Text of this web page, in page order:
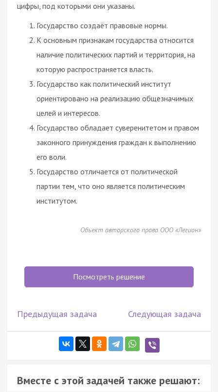
цифры, под которыми они указаны.
Государство создаёт правовые нормы.
К основным признакам государства относится
наличие политических партий и территория, на
которую распространяется власть.
Государство как политический институт
ориентировано на реализацию общезначимых
целей и интересов.
Государство обладает суверенитетом и правом
законного принуждения граждан к выполнению
его воли.
Государство отличается от политической
партии тем, что оно является политическим
институтом.
Объект авторского права ООО «Легион»
Посмотреть решение
Предыдущая задача Следующая задача
Вместе с этой задачей также решают: